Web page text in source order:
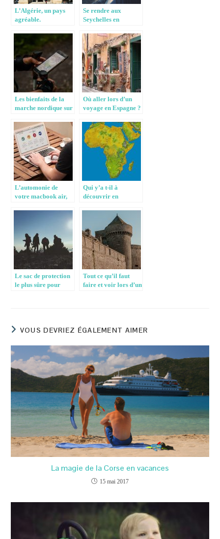
L’Algérie, un pays
agréable.
Se rendre aux
Seychelles en
facile !
Les bienfaits de la
marche nordique sur
Où aller lors d’un
voyage en Espagne ?
L’automonie de
votre macbook air,
Qui y’a t-il à
découvrir en
Le sac de protection
le plus sûre pour
Tout ce qu’il faut
faire et voir lors d’un
VOUS DEVRIEZ ÉGALEMENT AIMER
La magie de la Corse en vacances
15 mai 2017